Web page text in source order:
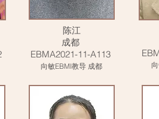
陈江
成都
EBMA2021-11-A113
向敏EBMI教导 成都